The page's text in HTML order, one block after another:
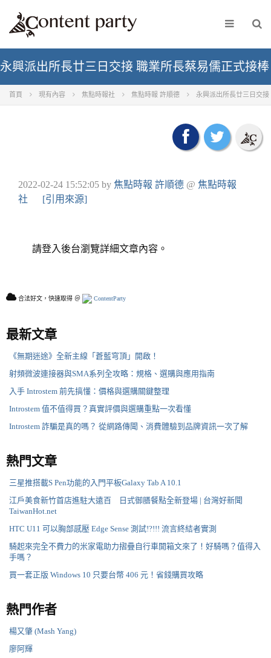
永興派出所長廿三日交接 職業所長蔡易儒正式接棒
首頁 現有內容 焦點時報社 焦點時報 許順德 永興派出所長廿三日交
2022-02-24 15:52:05 by 焦點時報 許順德 @ 焦點時報
社
[引用來源]
請登入後台瀏覽詳細文章內容。
合法好文，快速取得 ＠ ContentParty
最新文章
《無期迷途》全新主線「蒼藍穹頂」開啟！
射頻微波連接器與SMA系列全攻略：規格、選購與應用指南
入手 Introstem 前先搞懂：價格與選購關鍵整理
Introstem 值不值得買？真實評價與選購重點一次看懂
Introstem 詐騙是真的嗎？ 從網路傳聞、消費體驗到品牌資訊一次了解
熱門文章
三星推搭載S Pen功能的入門平板Galaxy Tab A 10.1
江戶美食新竹首店進駐大遠百 日式御膳餐點全新登場 | 台灣好新聞
TaiwanHot.net
HTC U11 可以胸部感壓 Edge Sense 測試!?!!! 流言終結者實測
騎起來完全不費力的米家電助力摺疊自行車開箱文來了！好騎嗎？值得入
手嗎？
買一套正版 Windows 10 只要台幣 406 元！省錢購買攻略
熱門作者
楊又肇 (Mash Yang)
廖阿輝